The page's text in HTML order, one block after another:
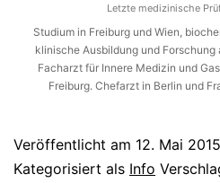
Letzte medizinische
Studium in Freiburg und Wien,
klinische Ausbildung und
Facharzt für Innere Medizin und
Freiburg. Chefarzt in Berlin und
Veröffentlicht am 12. Mai 2015
Kategorisiert als Info